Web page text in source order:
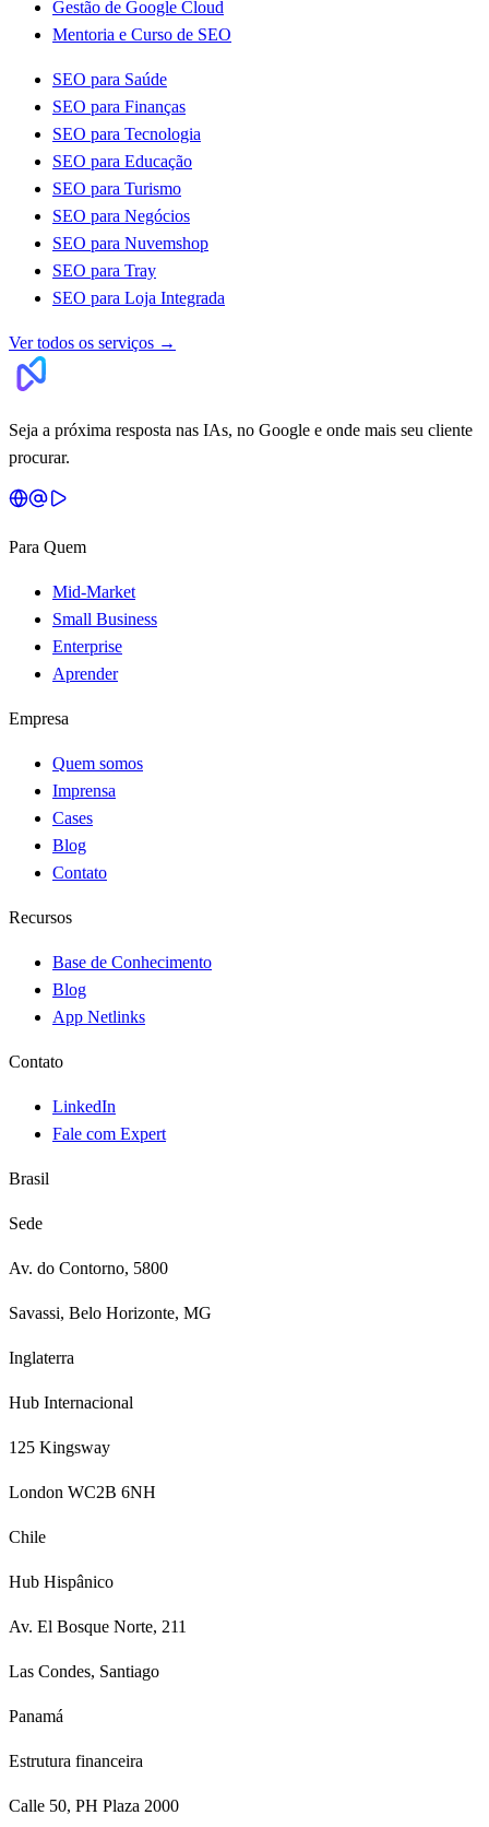
Gestão de Google Cloud
Mentoria e Curso de SEO
SEO para Saúde
SEO para Finanças
SEO para Tecnologia
SEO para Educação
SEO para Turismo
SEO para Negócios
SEO para Nuvemshop
SEO para Tray
SEO para Loja Integrada
Ver todos os serviços →
Seja a próxima resposta nas IAs, no Google e onde mais seu cliente
procurar.
Para Quem
Mid-Market
Small Business
Enterprise
Aprender
Empresa
Quem somos
Imprensa
Cases
Blog
Contato
Recursos
Base de Conhecimento
Blog
App Netlinks
Contato
LinkedIn
Fale com Expert
Brasil
Sede
Av. do Contorno, 5800
Savassi, Belo Horizonte, MG
Inglaterra
Hub Internacional
125 Kingsway
London WC2B 6NH
Chile
Hub Hispânico
Av. El Bosque Norte, 211
Las Condes, Santiago
Panamá
Estrutura financeira
Calle 50, PH Plaza 2000